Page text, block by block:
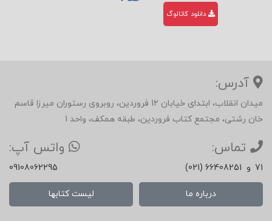
دانلود کاتالوگ
آدرس:
میدان انقلاب، ابتدای خیابان 12 فروردین، روبروی رستوران میرزا قاسم
خان رشتی، مجتمع کتاب فروردین، طبقه همکف، واحد 1
تماس:
(021) 66408251 و 71
واتس آپ:
09108062295
درباره ما لیست کتابها